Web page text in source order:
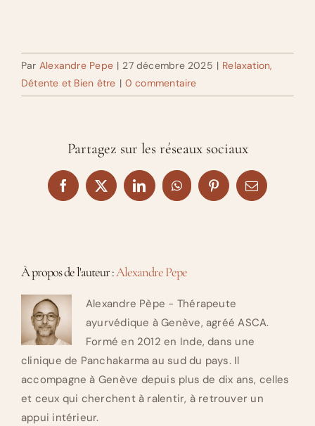
Par Alexandre Pepe | 27 décembre 2025 | Relaxation,
Détente et Bien être | 0 commentaire
Partagez sur les réseaux sociaux
Facebook
X LinkedInWhatsAppPinterestEmail
À propos de l'auteur :Alexandre Pepe
Alexandre Pèpe - Thérapeute
ayurvédique à Genève, agréé ASCA.
Formé en 2012 en Inde, dans une
clinique de Panchakarma au sud du pays. Il
accompagne à Genève depuis plus de dix ans, celles
et ceux qui cherchent à ralentir, à retrouver un
appui intérieur.